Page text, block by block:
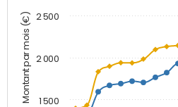
Montant par mois (€) 1 500
2 000
2 500